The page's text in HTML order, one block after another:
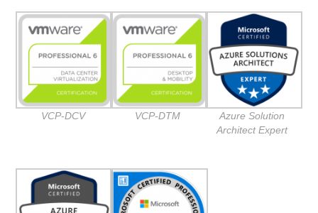
VCP-DCV VCP-DTM
Azure Solution
Architect Expert